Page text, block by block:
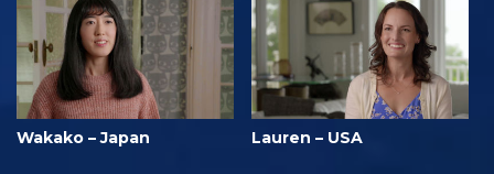
Wakako – Japan Lauren – USA